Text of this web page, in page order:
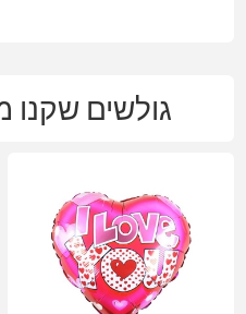
גולשים שקנו